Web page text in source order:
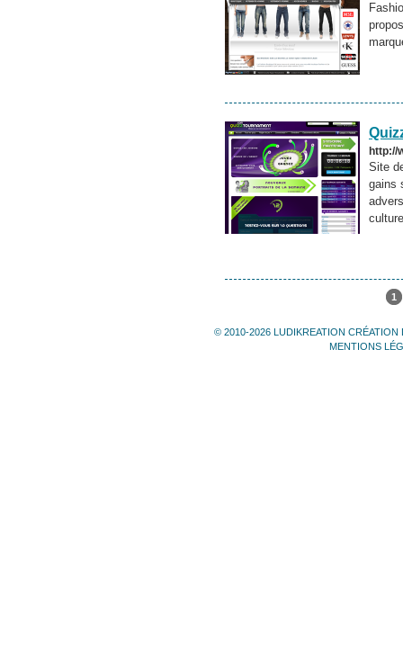
http://
Site
gains
1
© 2010-2026 LUDIKREATION CRÉATION
MENTIONS